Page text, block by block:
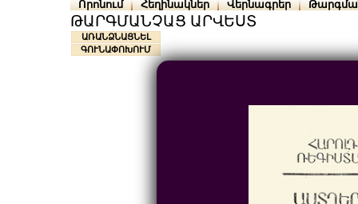
Որոնում Հեղինակներ Վերնագրեր
ԹԱՐԳՄԱՆՉԱՑ ԱՐՎԵՍՏ
ԱՌԱՆՁՆԱՑՆԵԼ
ԳՈՒՆԱՓՈԽՈՒՄ